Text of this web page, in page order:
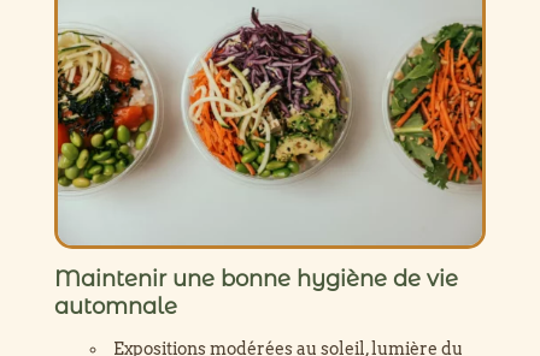
Maintenir une bonne hygiène de vie
automnale
Expositions modérées au soleil, lumière du